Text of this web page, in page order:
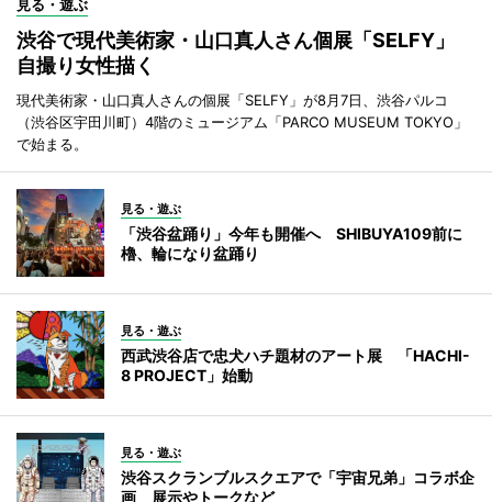
見る・遊ぶ
渋谷で現代美術家・山口真人さん個展「SELFY」
自撮り女性描く
現代美術家・山口真人さんの個展「SELFY」が8月7日、渋谷パルコ
（渋谷区宇田川町）4階のミュージアム「PARCO MUSEUM TOKYO」
で始まる。
見る・遊ぶ
「渋谷盆踊り」今年も開催へ SHIBUYA109前に
櫓、輪になり盆踊り
見る・遊ぶ
西武渋谷店で忠犬ハチ題材のアート展 「HACHI-
8 PROJECT」始動
見る・遊ぶ
渋谷スクランブルスクエアで「宇宙兄弟」コラボ企
画 展示やトークなど